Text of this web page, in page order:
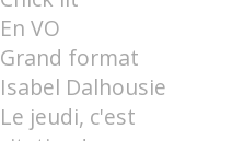
En VO
Grand format
Isabel Dalhousie
Le jeudi, c'est